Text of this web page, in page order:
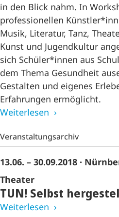
in den Blick nahm. In
professionellen
Musik, Literatur, Tanz,
Kunst und Jugendkultur
sich Schüler*innen aus
dem Thema Gesundheit
Gestalten und eigenes
Erfahrungen ermöglicht.
Weiterlesen
Veranstaltungsarchiv
13.06. – 30.09.2018 ·
Theater
TUN! Selbst
Weiterlesen